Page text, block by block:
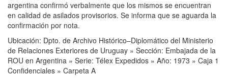
argentina confirmó verbalmente que los mismos se encuentran
en calidad de asilados provisorios. Se informa que se aguarda la
confirmación por nota.
Ubicación: Dpto. de Archivo Histórico–Diplomático del Ministerio
de Relaciones Exteriores de Uruguay » Sección: Embajada de la
ROU en Argentina » Serie: Télex Expedidos » Año: 1973 » Caja 1
Confidenciales » Carpeta A